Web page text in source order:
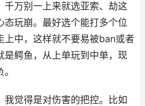
万别一上来就选亚索、劫这
玩崩。最好选个能打多个位
上中，这样就不要易被ban或者
是鳄鱼，从上单玩到中单，现
我觉得是对伤害的把控。比如